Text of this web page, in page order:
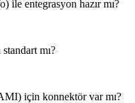
ile entegrasyon hazır mı?
mı?
için konnektör var mı?